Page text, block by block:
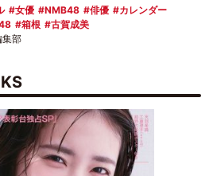
女優 NMB48 俳優
カレンダー
箱根 古賀成美
集部